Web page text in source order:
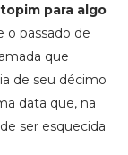
para algo
o passado de
que
de seu décimo
data que, na
ser esquecida